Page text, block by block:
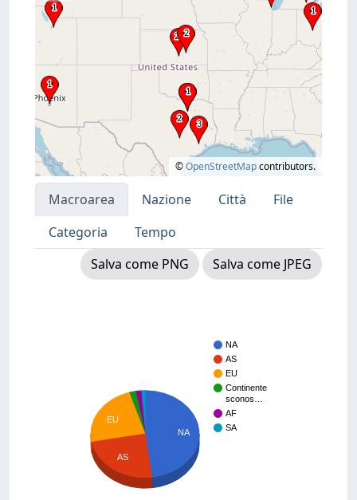
©OpenStreetMapcontributors.
Macroarea Nazione Città
File
Categoria
Tempo
Salva come PNG
Salva come JPEG
NA
AS
EU
Continente
sconos…
AF
SA
NA
EU
AS